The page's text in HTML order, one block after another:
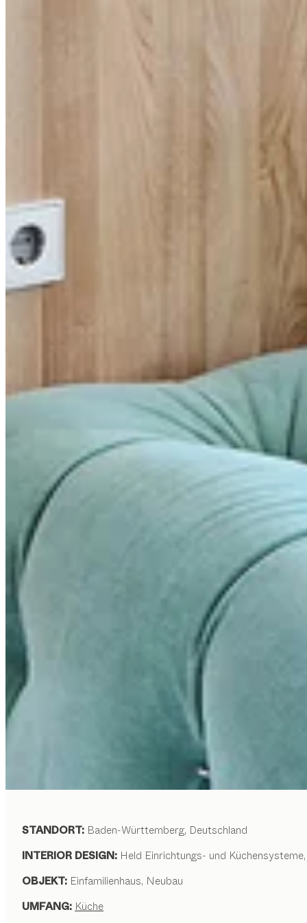
STANDORT: Baden-Württemberg, Deutschland
INTERIOR DESIGN: Held Einrichtungs- und
OBJEKT: Einfamilienhaus, Neubau
UMFANG: Küche